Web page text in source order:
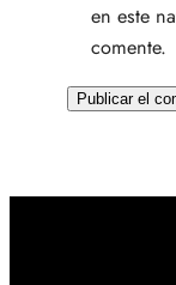
en este
comente.